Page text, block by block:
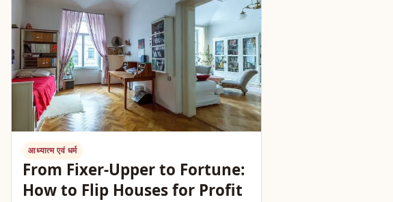
आध्यात्म एवं धर्म
From Fixer-Upper to Fortune:
How to Flip Houses for Profit